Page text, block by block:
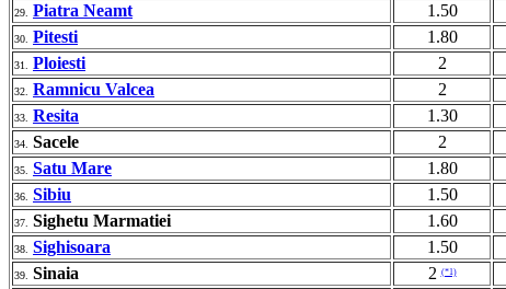
29. Piatra Neamt 1.50
30. Pitesti 1.80
31. Ploiesti 2
32. Ramnicu Valcea 2
33. Resita 1.30
34. Sacele 2
35. Satu Mare 1.80
36. Sibiu 1.50
37. Sighetu Marmatiei 1.60
38. Sighisoara 1.50
39. Sinaia 2(*1)